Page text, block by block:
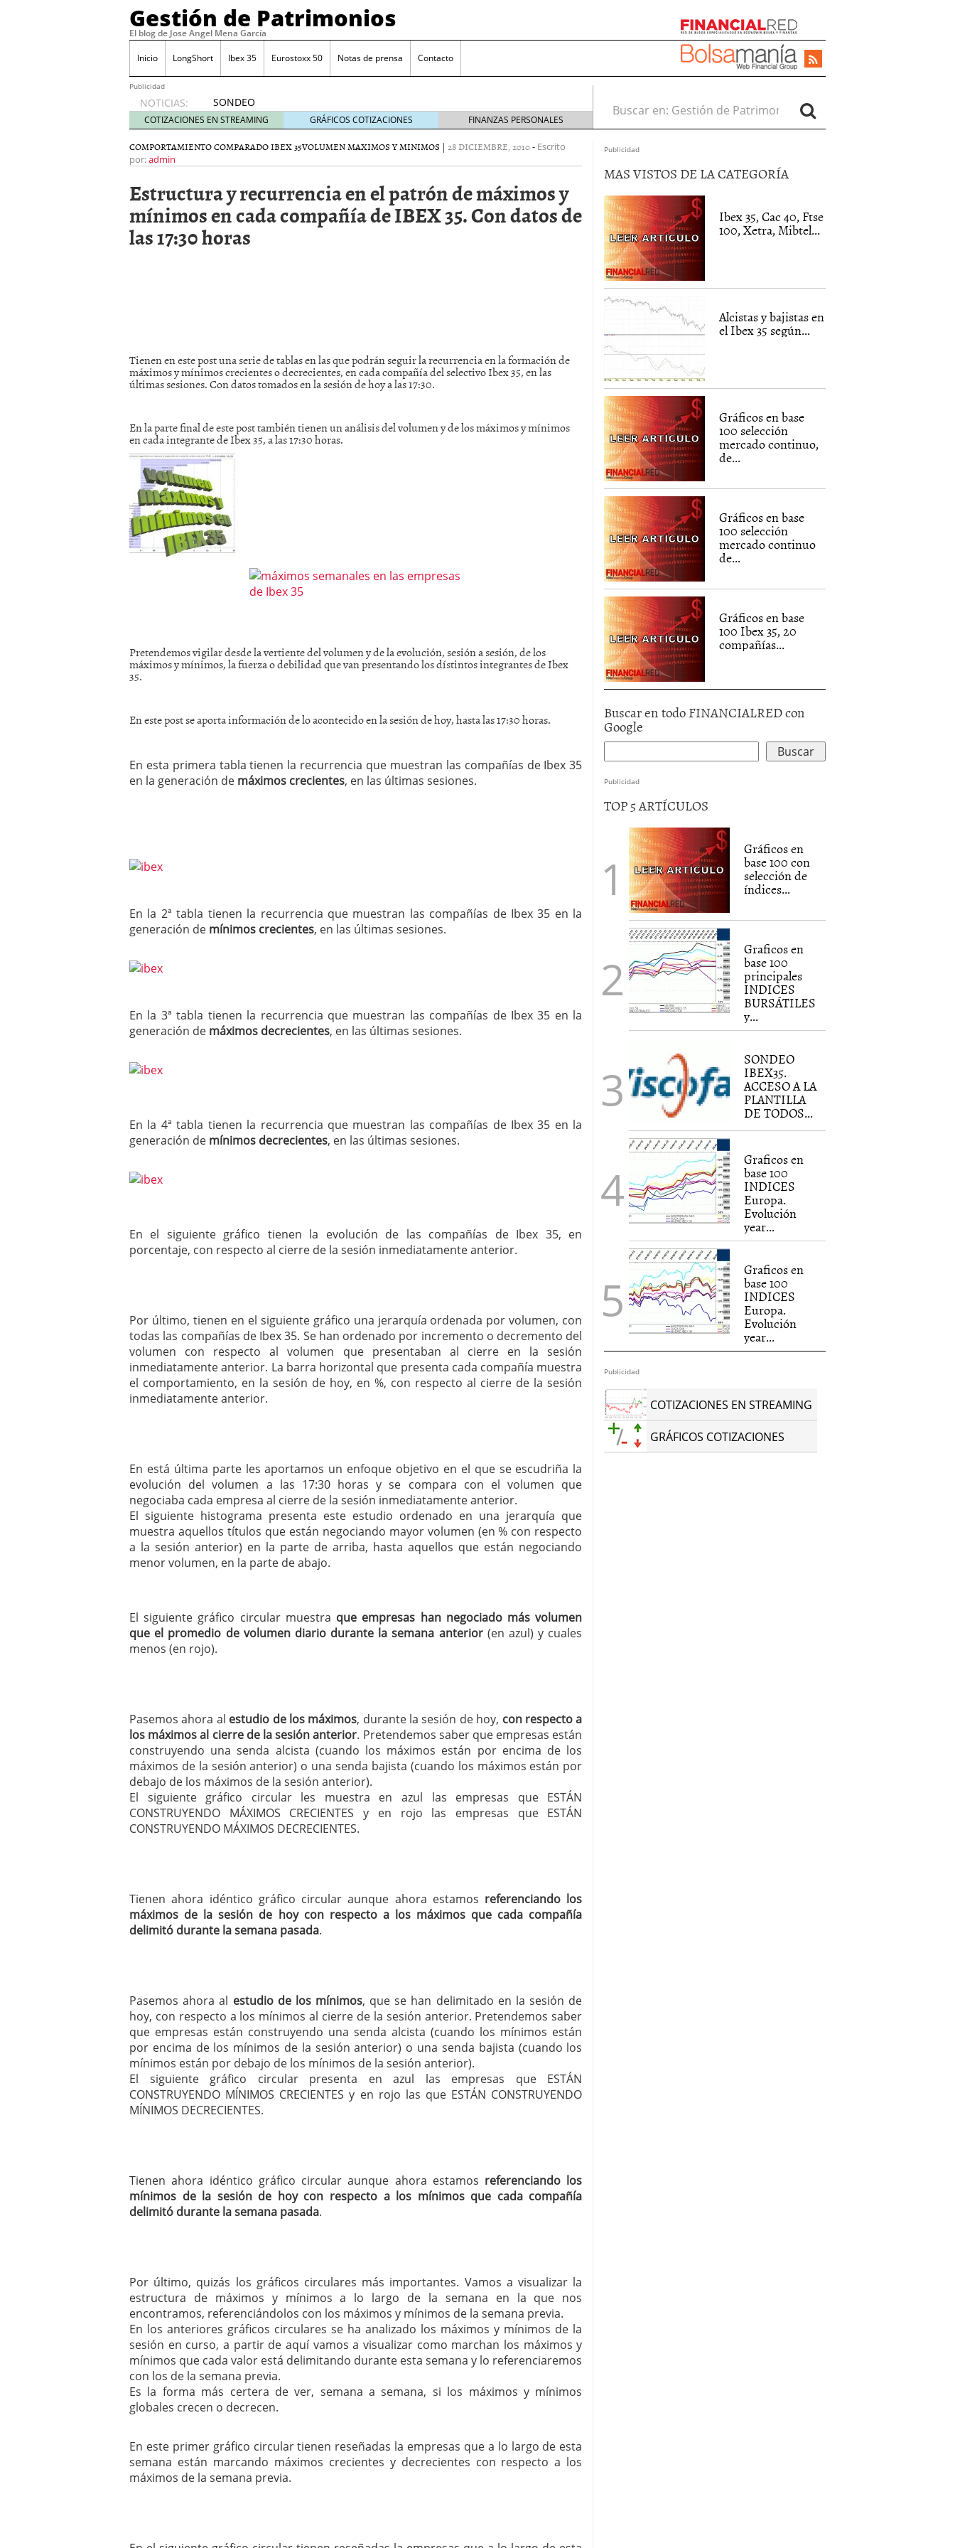
Gestión de Patrimonios
El blog de Jose Angel Mena García
Inicio LongShort Ibex 35 Eurostoxx 50 Notas de prensa Contacto
Publicidad
NOTICIAS:
SONDEO
IBEX35.
ACCESO
A LA
TODOS
LOS
VALORES
IBEX35
y a?n tienen recorrido adicional mayo 24, 2013
CATALEJO SOBRE IBEX35. TERMOMETROS. Aún con recorrido a la baja para
alcanzar la zona de sobreventa y entonces si se podría apostar por un
COTIZACIONES EN STREAMING GRÁFICOS COTIZACIONES FINANZAS PERSONALES
Buscar en:
COMPORTAMIENTO COMPARADO IBEX 35VOLUMEN MAXIMOS Y MINIMOS | 28 DICIEMBRE, 2010- Escrito
por:admin
Estructura y recurrencia en el patrón de máximos y
mínimos en cada compañía de IBEX 35. Con datos de
las 17:30 horas
Tienen en este post una serie de tablas en las que podrán seguir la recurrencia en la formación de
máximos y mínimos crecientes o decrecientes, en cada compañía del selectivo Ibex 35, en las
últimas sesiones. Con datos tomados en la sesión de hoy a las 17:30.
En la parte final de este post también tienen un análisis del volumen y de los máximos y mínimos
en cada integrante de Ibex 35, a las 17:30 horas.
Pretendemos vigilar desde la vertiente del volumen y de la evolución, sesión a sesión, de los
máximos y mínimos, la fuerza o debilidad que van presentando los dístintos integrantes de Ibex
35.
En este post se aporta información de lo acontecido en la sesión de hoy, hasta las 17:30 horas.
En esta primera tabla tienen la recurrencia que muestran las compañías de Ibex 35
en la generación de máximos crecientes, en las últimas sesiones.
En la 2ª tabla tienen la recurrencia que muestran las compañías de Ibex 35 en la
generación de mínimos crecientes, en las últimas sesiones.
En la 3ª tabla tienen la recurrencia que muestran las compañías de Ibex 35 en la
generación de máximos decrecientes, en las últimas sesiones.
En la 4ª tabla tienen la recurrencia que muestran las compañías de Ibex 35 en la
generación de mínimos decrecientes, en las últimas sesiones.
En el siguiente gráfico tienen la evolución de las compañías de Ibex 35, en
porcentaje, con respecto al cierre de la sesión inmediatamente anterior.
Por último, tienen en el siguiente gráfico una jerarquía ordenada por volumen, con
todas las compañías de Ibex 35. Se han ordenado por incremento o decremento del
volumen con respecto al volumen que presentaban al cierre en la sesión
inmediatamente anterior. La barra horizontal que presenta cada compañía muestra
el comportamiento, en la sesión de hoy, en %, con respecto al cierre de la sesión
inmediatamente anterior.
En está última parte les aportamos un enfoque objetivo en el que se escudriña la
evolución del volumen a las 17:30 horas y se compara con el volumen que
negociaba cada empresa al cierre de la sesión inmediatamente anterior.
El siguiente histograma presenta este estudio ordenado en una jerarquía que
muestra aquellos títulos que están negociando mayor volumen (en % con respecto
a la sesión anterior) en la parte de arriba, hasta aquellos que están negociando
menor volumen, en la parte de abajo.
El siguiente gráfico circular muestra que empresas han negociado más volumen
que el promedio de volumen diario durante la semana anterior(en azul) y cuales
menos (en rojo).
Pasemos ahora al estudio de los máximos, durante la sesión de hoy, con respecto a
los máximos al cierre de la sesión anterior. Pretendemos saber que empresas están
construyendo una senda alcista (cuando los máximos están por encima de los
máximos de la sesión anterior) o una senda bajista (cuando los máximos están por
debajo de los máximos de la sesión anterior).
El siguiente gráfico circular les muestra en azul las empresas que ESTÁN
CONSTRUYENDO MÁXIMOS CRECIENTES y en rojo las empresas que ESTÁN
CONSTRUYENDO MÁXIMOS DECRECIENTES.
Tienen ahora idéntico gráfico circular aunque ahora estamos referenciando los
máximos de la sesión de hoy con respecto a los máximos que cada compañía
delimitó durante la semana pasada.
Pasemos ahora al estudio de los mínimos, que se han delimitado en la sesión de
hoy, con respecto a los mínimos al cierre de la sesión anterior. Pretendemos saber
que empresas están construyendo una senda alcista (cuando los mínimos están
por encima de los mínimos de la sesión anterior) o una senda bajista (cuando los
mínimos están por debajo de los mínimos de la sesión anterior).
El siguiente gráfico circular presenta en azul las empresas que ESTÁN
CONSTRUYENDO MÍNIMOS CRECIENTES y en rojo las que ESTÁN CONSTRUYENDO
MÍNIMOS DECRECIENTES.
Tienen ahora idéntico gráfico circular aunque ahora estamos referenciando los
mínimos de la sesión de hoy con respecto a los mínimos que cada compañía
delimitó durante la semana pasada.
Por último, quizás los gráficos circulares más importantes. Vamos a visualizar la
estructura de máximos y mínimos a lo largo de la semana en la que nos
encontramos, referenciándolos con los máximos y mínimos de la semana previa.
En los anteriores gráficos circulares se ha analizado los máximos y mínimos de la
sesión en curso, a partir de aquí vamos a visualizar como marchan los máximos y
mínimos que cada valor está delimitando durante esta semana y lo referenciaremos
con los de la semana previa.
Es la forma más certera de ver, semana a semana, si los máximos y mínimos
globales crecen o decrecen.
En este primer gráfico circular tienen reseñadas la empresas que a lo largo de esta
semana están marcando máximos crecientes y decrecientes con respecto a los
máximos de la semana previa.
Publicidad
MAS VISTOS DE LA CATEGORÍA
Ibex 35, Cac 40, Ftse
100, Xetra, Mibtel...
Alcistas y bajistas en
el Ibex 35 según...
Gráficos en base
100 selección
mercado continuo,
de...
Gráficos en base
100 selección
mercado continuo
de...
Gráficos en base
100 Ibex 35, 20
compañías...
Buscar en todo FINANCIALRED con
Google
Publicidad
TOP 5 ARTÍCULOS
Gráficos en
base 100 con
selección de
índices...
Graficos en
base 100
principales
INDICES
BURSÁTILES
y...
SONDEO
IBEX35.
ACCESO A LA
PLANTILLA
DE TODOS...
Graficos en
base 100
INDICES
Europa.
Evolución
year...
Graficos en
base 100
INDICES
Europa.
Evolución
year...
Publicidad
COTIZACIONES EN STREAMING
GRÁFICOS COTIZACIONES